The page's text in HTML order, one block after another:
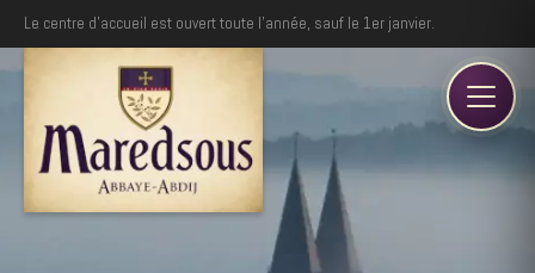
Le centre d'accueil est ouvert toute l'année, sauf le 1er janvier.